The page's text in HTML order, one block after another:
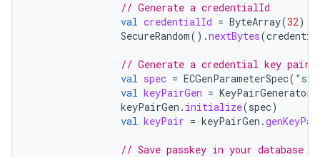
// Generate a credentialId
val credentialId = ByteArray(32)
SecureRandom().nextBytes(
// Generate a credential key pair
val spec = ECGenParameterSpec(
val keyPairGen = KeyPairGenerator
keyPairGen . initialize(spec)
val keyPair = keyPairGen .
// Save passkey in your database